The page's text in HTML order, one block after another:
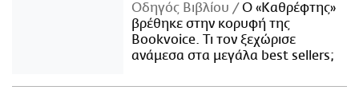
Οδηγός Βιβλίου
Ο «Καθρέφτης»
βρέθηκε στην κορυφή της
Bookvoice. Τι τον ξεχώρισε
ανάμεσα στα μεγάλα best sellers;